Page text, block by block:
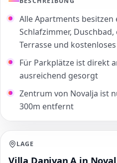
Alle Apartments besitzen
Schlafzimmer,
Terrasse und kostenloses
Für Parkplätze ist direkt
ausreichend gesorgt
Zentrum von Novalja ist
300m entfernt
LAGE
Villa Danivan A in